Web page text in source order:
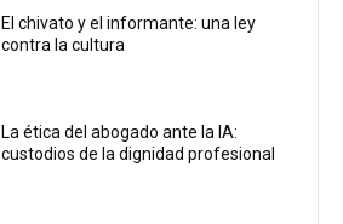
El chivato y el informante: una ley
contra la cultura
La ética del abogado ante la IA:
custodios de la dignidad profesional